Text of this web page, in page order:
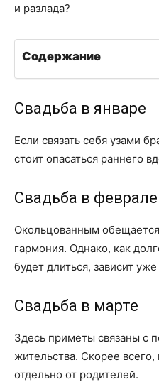
и разлада?
Содержание
Свадьба в январе
Если связать себя узами
стоит опасаться раннего
Свадьба в феврале
Окольцованным
гармония. Однако, как
будет длиться, зависит
Свадьба в марте
Здесь приметы связаны с
жительства. Скорее
отдельно от родителей.